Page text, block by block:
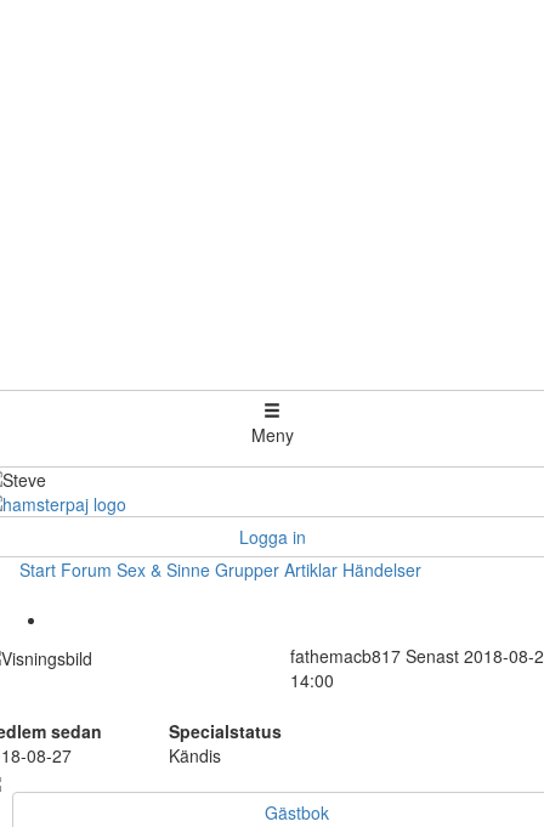
Meny
Logga in
Start Forum Sex & Sinne Grupper Artiklar Händelser
fathemacb817 Senast 2018-08-
14:00
sedan
Specialstatus
08-27
Kändis
Gästbok